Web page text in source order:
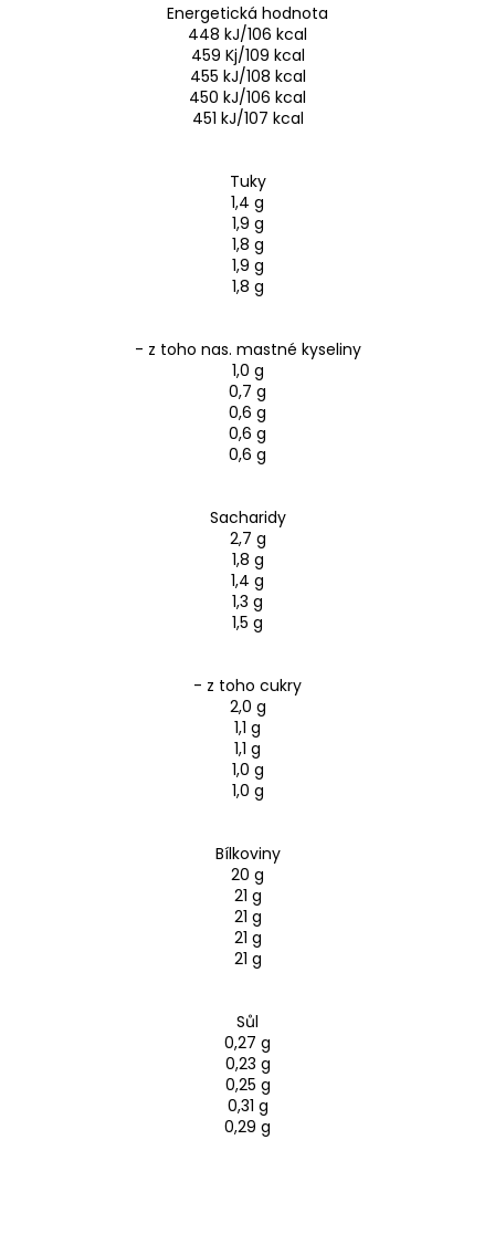
Energetická hodnota
448 kJ/106 kcal
459 Kj/109 kcal
455 kJ/108 kcal
450 kJ/106 kcal
451 kJ/107 kcal
Tuky
1,4 g
1,9 g
1,8 g
1,9 g
1,8 g
- z toho nas. mastné kyseliny
1,0 g
0,7 g
0,6 g
0,6 g
0,6 g
Sacharidy
2,7 g
1,8 g
1,4 g
1,3 g
1,5 g
- z toho cukry
2,0 g
1,1 g
1,1 g
1,0 g
1,0 g
Bílkoviny
20 g
21 g
21 g
21 g
21 g
Sůl
0,27 g
0,23 g
0,25 g
0,31 g
0,29 g